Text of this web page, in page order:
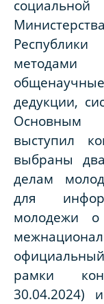
дедукции,
Основным
выступил
выбраны
делам
для
молодежи
рамки
30.04.2024)